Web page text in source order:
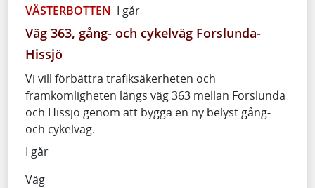
VÄSTERBOTTEN I går
Väg 363, gång- och cykelväg Forslunda-
Hissjö
Vi vill förbättra trafiksäkerheten och
framkomligheten längs väg 363 mellan Forslunda
och Hissjö genom att bygga en ny belyst gång-
och cykelväg.
I går
Väg